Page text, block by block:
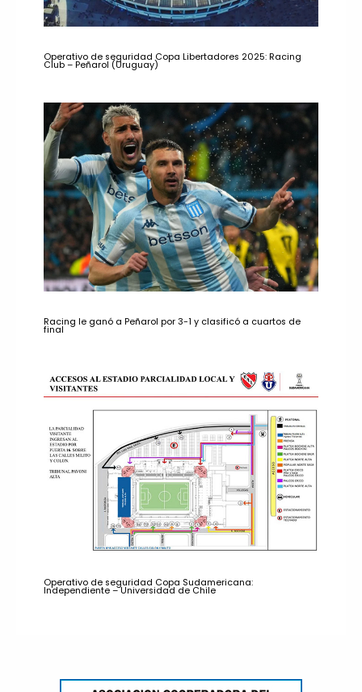
Operativo de seguridad Copa Libertadores 2025: Racing
Club – Peñarol (Uruguay)
Racing le ganó a Peñarol por 3-1 y clasificó a cuartos de
final
Operativo de seguridad Copa Sudamericana:
Independiente – Universidad de Chile